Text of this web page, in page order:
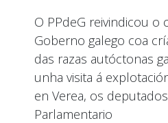
O PPdeG reivindicou o
Goberno galego coa
das razas autóctonas
unha visita á
en Verea, os
Parlamentario